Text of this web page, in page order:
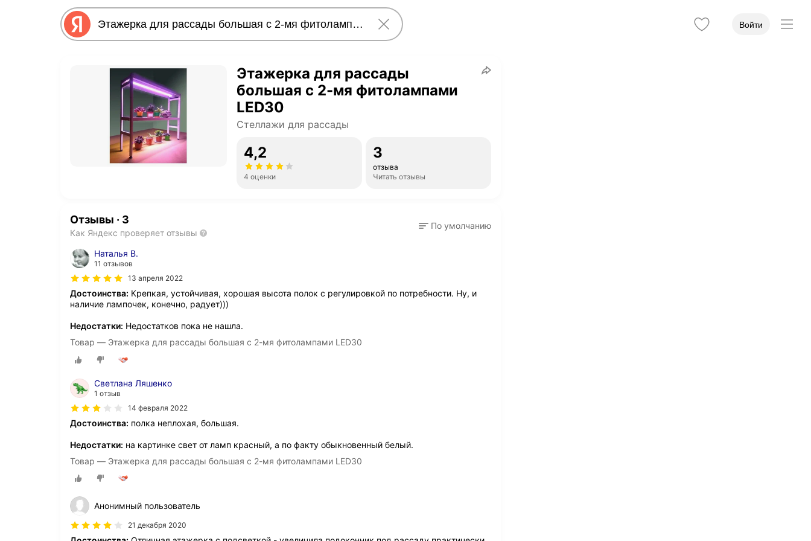
Войти
Этажерка для рассады
большая c 2-мя фитолампами
LED30
Стеллажи для рассады
4,2
4 оценки
3
отзыва
Читать отзывы
Отзывы · 3
Как Яндекс проверяет отзывы
По умолчанию
Наталья В.
11 отзывов
13 апреля 2022
Достоинства: Крепкая, устойчивая, хорошая высота полок с регулировкой по потребности. Ну, и
наличие лампочек, конечно, радует)))
Недостатки: Недостатков пока не нашла.
Товар — Этажерка для рассады большая c 2-мя фитолампами LED30
Светлана Ляшенко
1 отзыв
14 февраля 2022
Достоинства: полка неплохая, большая.
Недостатки: на картинке свет от ламп красный, а по факту обыкновенный белый.
Товар — Этажерка для рассады большая c 2-мя фитолампами LED30
Анонимный пользователь
21 декабря 2020